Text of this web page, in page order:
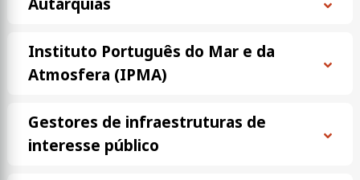
Instituto Português do Mar e da
Atmosfera (IPMA)
Gestores de infraestruturas de
interesse público